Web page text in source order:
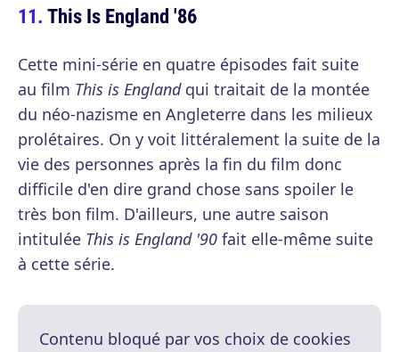
This Is England '86
Cette mini-série en quatre épisodes fait suite
au film This is Englandqui traitait de la montée
du néo-nazisme en Angleterre dans les milieux
prolétaires. On y voit littéralement la suite de la
vie des personnes après la fin du film donc
difficile d'en dire grand chose sans spoiler le
très bon film. D'ailleurs, une autre saison
intitulée This is England '90 fait elle-même suite
à cette série.
Contenu bloqué par vos choix de cookies